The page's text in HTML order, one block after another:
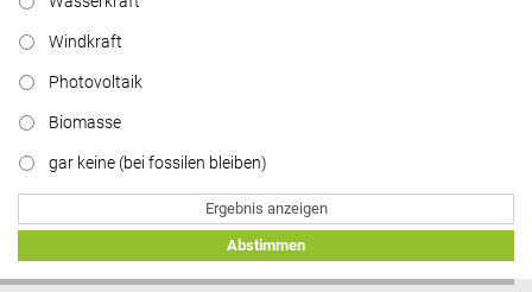
Windkraft
Photovoltaik
Biomasse
gar keine (bei fossilen bleiben)
Ergebnis anzeigen
Abstimmen